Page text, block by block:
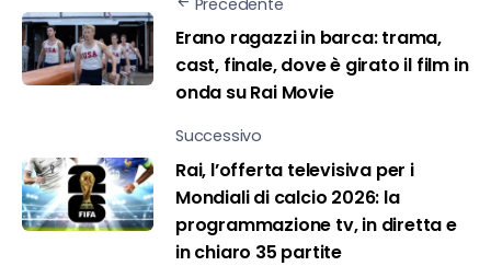
Erano ragazzi in barca: trama,
cast, finale, dove è girato il film in
onda su Rai Movie
Successivo
Rai, l’offerta televisiva per i
Mondiali di calcio 2026: la
programmazione tv, in diretta e
in chiaro 35 partite